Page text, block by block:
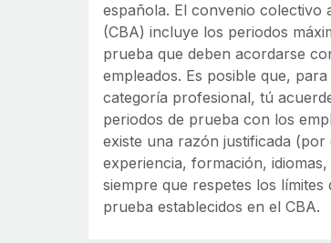
española. El convenio colectivo
(CBA) incluye los periodos
prueba que deben acordarse
empleados. Es posible que, para
categoría profesional, tú
periodos de prueba con los
existe una razón justificada (por
experiencia, formación,
siempre que respetes los límites
prueba establecidos en el CBA.